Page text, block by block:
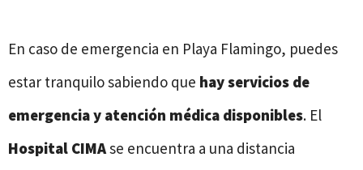
En caso de emergencia en Playa Flamingo, puedes
estar tranquilo sabiendo que hay servicios de
emergencia y atención médica disponibles. El
Hospital CIMAse encuentra a una distancia